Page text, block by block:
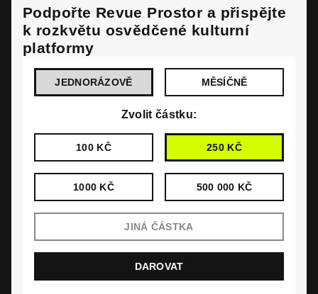
Podpořte Revue Prostor a přispějte
k rozkvětu osvědčené kulturní
platformy
JEDNORÁZOVĚ MĚSÍČNĚ
Zvolit částku:
100 KČ 250 KČ
1000 KČ 500 000 KČ